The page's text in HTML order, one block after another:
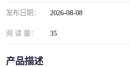
发布日期： 2026-08-08
阅 读 量： 35
产品描述